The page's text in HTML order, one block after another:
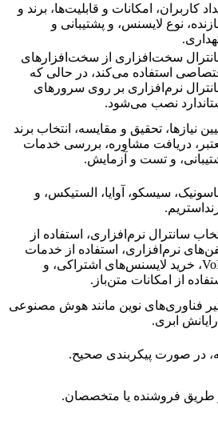
کاربران، امکانات و قابلیت‌ها، برند و
نوع لایسنس، و پشتیبانی و
سخت‌افزاری از سخت‌افزارهای
استفاده می‌کند، در حالی که
نرم‌افزاری بر روی سرورهای
نصب می‌شود.
نیازها، تحقیق و مقایسه، انتخاب برند
دریافت مشاوره، بررسی خدمات
و تست و آزمایش.
سیسکو، آوایا، الستیکس، و
سانترال نرم‌افزاری، استفاده از
نرم‌افزاری، استفاده از خدمات
VoIP، خرید لایسنس‌های اشتراکی، و
از امکانات متن‌باز.
فناوری‌های نوین مانند هوش مصنوعی
ابری.
در صورت پیکربندی صحیح.
طریق فروشنده یا متخصصان.